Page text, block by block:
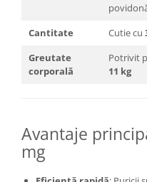
Cantitate
Cutie cu
Greutate
corporală
Potrivit
11 kg
Avantaje
mg